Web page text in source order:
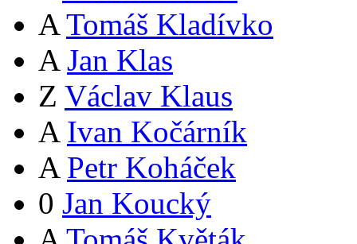
A Tomáš Kladívko
A Jan Klas
Z Václav Klaus
A Ivan Kočárník
A Petr Koháček
0 Jan Koucký